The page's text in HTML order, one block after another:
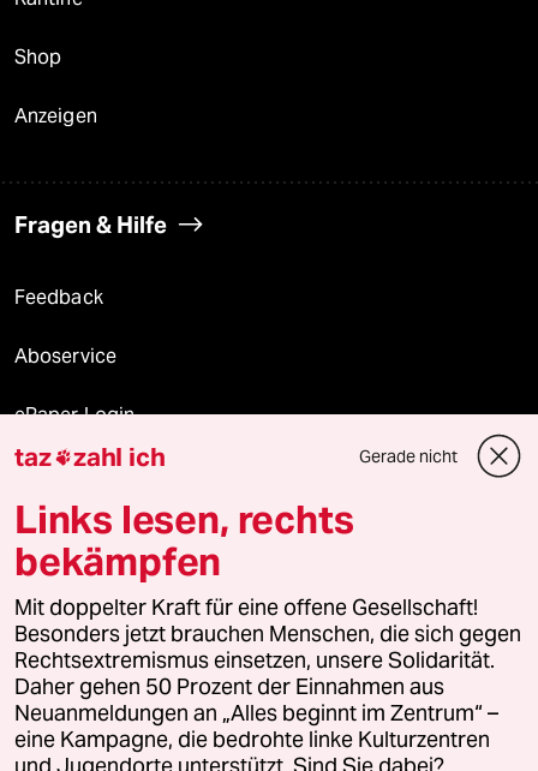
Shop
Anzeigen
Fragen & Hilfe
Feedback
Aboservice
ePaper Login
Downloads für Abonnierende
© 2026 taz Verlags und Vertriebs GmbH
Alle Rechte vorbehalten. Bei rechtlichen Fragen oder für Genehmigungen
wenden Sie sich bitte an
lizenzen@taz.de
Feedback Redaktionsstatut Kommune-Richtlinien
Leitlinie Informant Datenschutz Impressum AGB
taz zahl ich Gerade nicht
Links lesen, rechts
bekämpfen
Mit doppelter Kraft für eine offene Gesellschaft!
Besonders jetzt brauchen Menschen, die sich gegen
Rechtsextremismus einsetzen, unsere Solidarität.
Daher gehen 50 Prozent der Einnahmen aus
Neuanmeldungen an „Alles beginnt im Zentrum“ –
eine Kampagne, die bedrohte linke Kulturzentren